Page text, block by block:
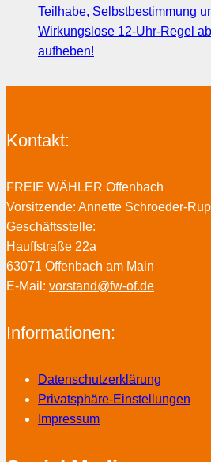
Teilhabe, Selbstbestimmung
Wirkungslose 12-Uhr-Regel
aufheben!
Kontakt:
FREIE WÄHLER Offenbach
Vorsitzende: Annette Schroeder-
Geschäftsstelle:
Hauffstraße 22a
63071 Offenbach am Main
E-Mail: vorstand@fw-of.de
Informationen:
Datenschutzerklärung
Privatsphäre-Einstellungen
Impressum